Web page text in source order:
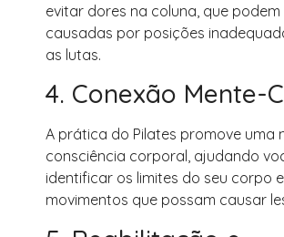
evitar dores na coluna, que podem
causadas por posições
as lutas.
4. Conexão Mente-
A prática do Pilates promove uma
consciência corporal, ajudando
identificar os limites do seu corpo
movimentos que possam causar